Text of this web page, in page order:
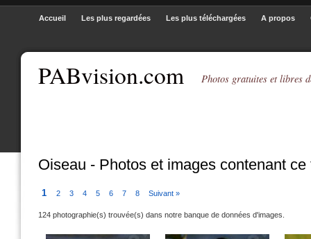
PABvision.com Photos gratuites et libres
Accueil Les plus regardées Les plus téléchargées A propos
Oiseau - Photos et images contenant ce
1 2 3 4 5 6 7 8 Suivant »
124 photographie(s) trouvée(s) dans notre banque de données d'images.